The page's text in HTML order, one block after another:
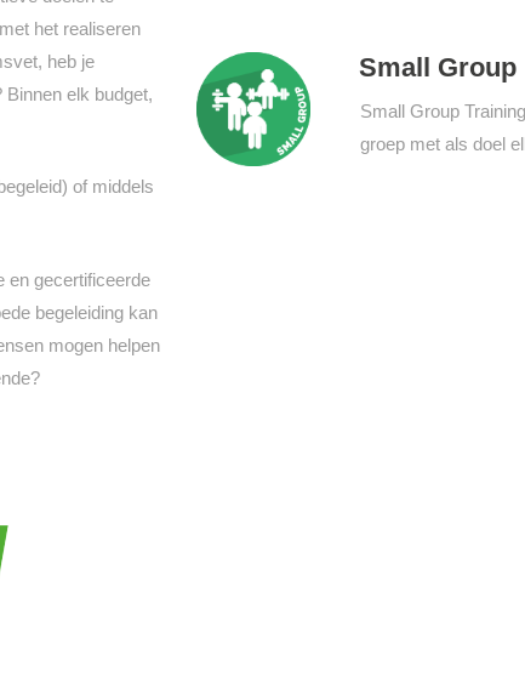
het realiseren
heb je
elk budget,
of middels
en gecertificeerde
begeleiding kan
mogen helpen
Small Group
Small Group
groep met als doel